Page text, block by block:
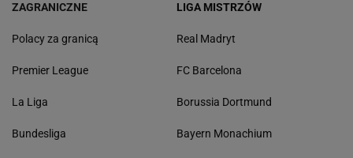
ZAGRANICZNE
Polacy za granicą
Premier League
La Liga
Bundesliga
LIGA MISTRZÓW
Real Madryt
FC Barcelona
Borussia Dortmund
Bayern Monachium